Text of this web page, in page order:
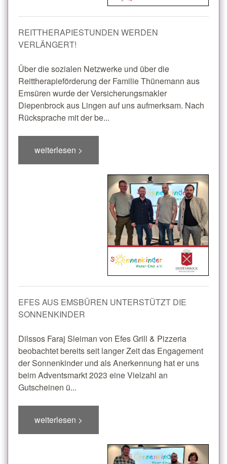
REITTHERAPIESTUNDEN WERDEN
VERLÄNGERT!
Über die sozialen Netzwerke und über die
Reittherapieförderung der Familie Thünemann aus
Emsüren wurde der Versicherungsmakler
Diepenbrock aus Lingen auf uns aufmerksam. Nach
Rücksprache mit der be...
weiterlesen >
EFES AUS EMSBÜREN UNTERSTÜTZT DIE
SONNENKINDER
Dilssos Faraj Sleiman von Efes Grill & Pizzeria
beobachtet bereits seit langer Zeit das Engagement
der Sonnenkinder und als Anerkennung hat er uns
beim Adventsmarkt 2023 eine Vielzahl an
Gutscheinen ü...
weiterlesen >